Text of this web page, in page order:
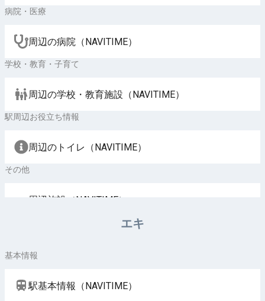
病院・医療
周辺の病院（NAVITIME）
学校・教育・子育て
周辺の学校・教育施設（NAVITIME）
駅周辺お役立ち情報
周辺のトイレ（NAVITIME）
その他
周辺施設（NAVITIME）
エキ
基本情報
駅基本情報（NAVITIME）